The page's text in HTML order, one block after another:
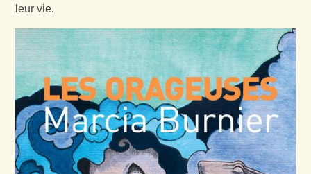
leur vie.